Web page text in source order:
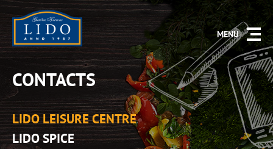
MENU
CONTACTS
LIDO LEISURE CENTRE
LIDO SPICE